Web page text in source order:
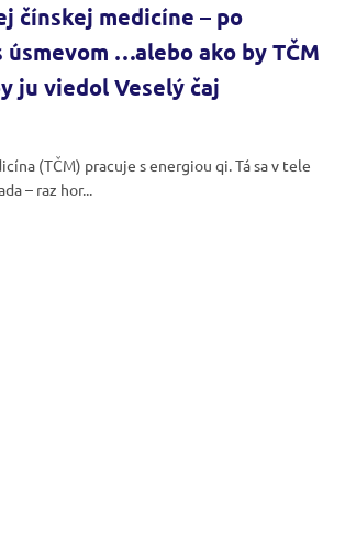
čínskej medicíne – po
úsmevom …alebo ako by TČM
ju viedol Veselý čaj
(TČM) pracuje s energiou qi. Tá sa v tele
– raz hor...